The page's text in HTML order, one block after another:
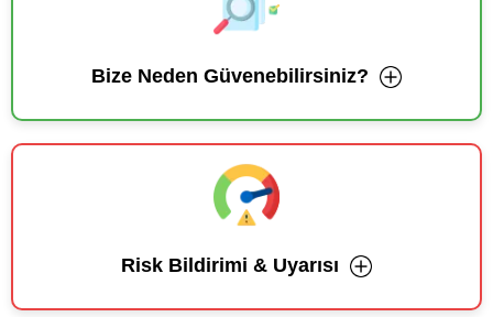
Bize Neden Güvenebilirsiniz?
Risk Bildirimi & Uyarısı